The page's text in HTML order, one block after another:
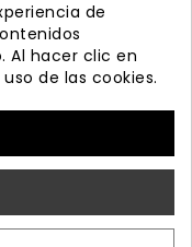



de
Al hacer clic en
de las cookies.